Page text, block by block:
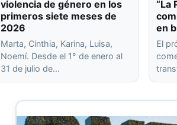
violencia de género en los
primeros siete meses de
2026
Marta, Cinthia, Karina, Luisa,
Noemí. Desde el 1° de enero al
31 de julio de…
“La
en
El